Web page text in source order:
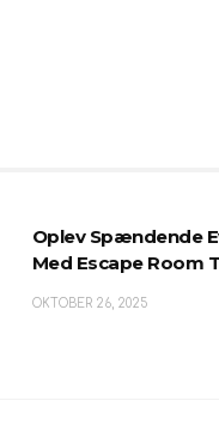
Oplev Spændende
Med Escape Room
OKTOBER 26, 2025